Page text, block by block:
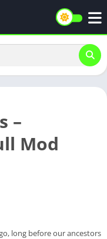
–
Mod
long before our ancestors